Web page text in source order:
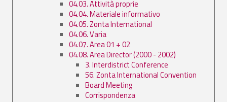
04.03. Attività proprie
04.04. Materiale informativo
04.05. Zonta International
04.06. Varia
04.07. Area 01 + 02
04.08. Area Director (2000 - 2002)
3. Interdistrict Conference
56. Zonta International Convention
Board Meeting
Corrispondenza